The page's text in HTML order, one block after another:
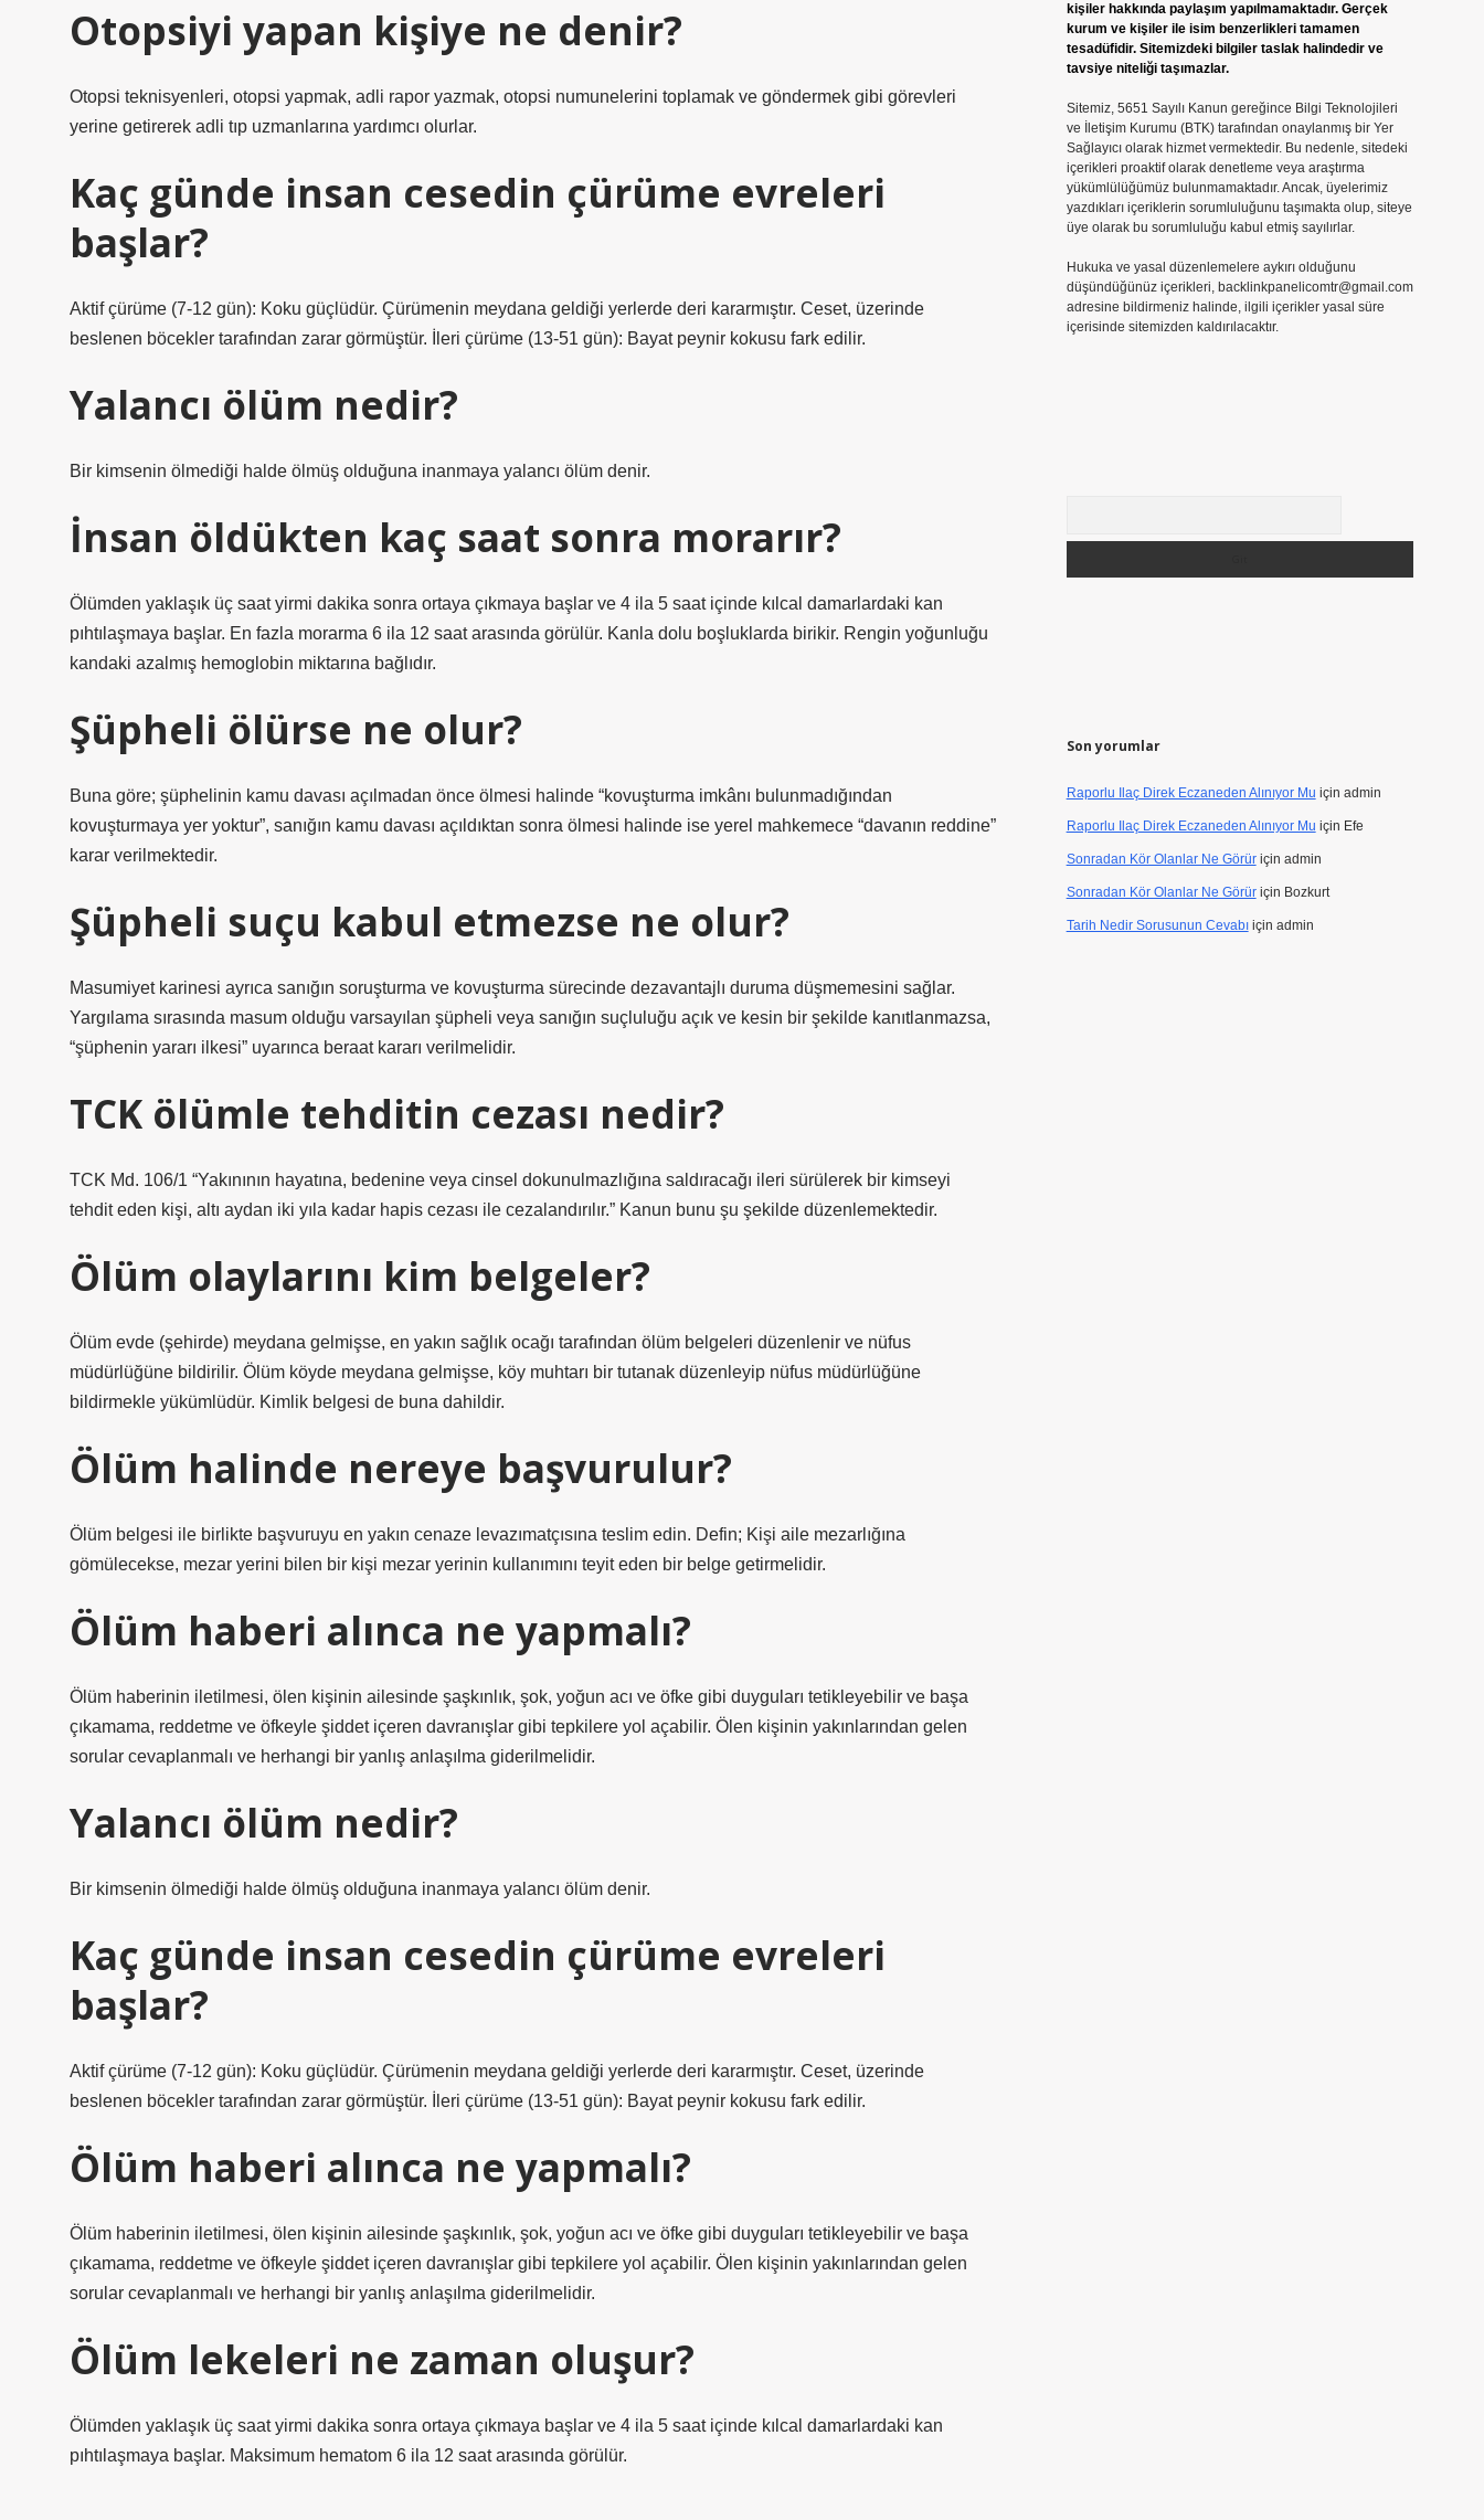
Otopsiyi yapan kişiye ne denir?
Otopsi teknisyenleri, otopsi yapmak, adli rapor yazmak, otopsi numunelerini toplamak ve göndermek gibi görevleri
yerine getirerek adli tıp uzmanlarına yardımcı olurlar.
Kaç günde insan cesedin çürüme evreleri
başlar?
Aktif çürüme (7-12 gün): Koku güçlüdür. Çürümenin meydana geldiği yerlerde deri kararmıştır. Ceset, üzerinde
beslenen böcekler tarafından zarar görmüştür. İleri çürüme (13-51 gün): Bayat peynir kokusu fark edilir.
Yalancı ölüm nedir?
Bir kimsenin ölmediği halde ölmüş olduğuna inanmaya yalancı ölüm denir.
İnsan öldükten kaç saat sonra morarır?
Ölümden yaklaşık üç saat yirmi dakika sonra ortaya çıkmaya başlar ve 4 ila 5 saat içinde kılcal damarlardaki kan
pıhtılaşmaya başlar. En fazla morarma 6 ila 12 saat arasında görülür. Kanla dolu boşluklarda birikir. Rengin yoğunluğu
kandaki azalmış hemoglobin miktarına bağlıdır.
Şüpheli ölürse ne olur?
Buna göre; şüphelinin kamu davası açılmadan önce ölmesi halinde “kovuşturma imkânı bulunmadığından
kovuşturmaya yer yoktur”, sanığın kamu davası açıldıktan sonra ölmesi halinde ise yerel mahkemece “davanın reddine”
karar verilmektedir.
Şüpheli suçu kabul etmezse ne olur?
Masumiyet karinesi ayrıca sanığın soruşturma ve kovuşturma sürecinde dezavantajlı duruma düşmemesini sağlar.
Yargılama sırasında masum olduğu varsayılan şüpheli veya sanığın suçluluğu açık ve kesin bir şekilde kanıtlanmazsa,
“şüphenin yararı ilkesi” uyarınca beraat kararı verilmelidir.
TCK ölümle tehditin cezası nedir?
TCK Md. 106/1 “Yakınının hayatına, bedenine veya cinsel dokunulmazlığına saldıracağı ileri sürülerek bir kimseyi
tehdit eden kişi, altı aydan iki yıla kadar hapis cezası ile cezalandırılır.” Kanun bunu şu şekilde düzenlemektedir.
Ölüm olaylarını kim belgeler?
Ölüm evde (şehirde) meydana gelmişse, en yakın sağlık ocağı tarafından ölüm belgeleri düzenlenir ve nüfus
müdürlüğüne bildirilir. Ölüm köyde meydana gelmişse, köy muhtarı bir tutanak düzenleyip nüfus müdürlüğüne
bildirmekle yükümlüdür. Kimlik belgesi de buna dahildir.
Ölüm halinde nereye başvurulur?
Ölüm belgesi ile birlikte başvuruyu en yakın cenaze levazımatçısına teslim edin. Defin; Kişi aile mezarlığına
gömülecekse, mezar yerini bilen bir kişi mezar yerinin kullanımını teyit eden bir belge getirmelidir.
Ölüm haberi alınca ne yapmalı?
Ölüm haberinin iletilmesi, ölen kişinin ailesinde şaşkınlık, şok, yoğun acı ve öfke gibi duyguları tetikleyebilir ve başa
çıkamama, reddetme ve öfkeyle şiddet içeren davranışlar gibi tepkilere yol açabilir. Ölen kişinin yakınlarından gelen
sorular cevaplanmalı ve herhangi bir yanlış anlaşılma giderilmelidir.
Yalancı ölüm nedir?
Bir kimsenin ölmediği halde ölmüş olduğuna inanmaya yalancı ölüm denir.
Kaç günde insan cesedin çürüme evreleri
başlar?
Aktif çürüme (7-12 gün): Koku güçlüdür. Çürümenin meydana geldiği yerlerde deri kararmıştır. Ceset, üzerinde
beslenen böcekler tarafından zarar görmüştür. İleri çürüme (13-51 gün): Bayat peynir kokusu fark edilir.
Ölüm haberi alınca ne yapmalı?
Ölüm haberinin iletilmesi, ölen kişinin ailesinde şaşkınlık, şok, yoğun acı ve öfke gibi duyguları tetikleyebilir ve başa
çıkamama, reddetme ve öfkeyle şiddet içeren davranışlar gibi tepkilere yol açabilir. Ölen kişinin yakınlarından gelen
sorular cevaplanmalı ve herhangi bir yanlış anlaşılma giderilmelidir.
Ölüm lekeleri ne zaman oluşur?
Ölümden yaklaşık üç saat yirmi dakika sonra ortaya çıkmaya başlar ve 4 ila 5 saat içinde kılcal damarlardaki kan
pıhtılaşmaya başlar. Maksimum hematom 6 ila 12 saat arasında görülür.
kişiler hakkında paylaşım yapılmamaktadır. Gerçek
kurum ve kişiler ile isim benzerlikleri tamamen
tesadüfidir. Sitemizdeki bilgiler taslak halindedir ve
tavsiye niteliği taşımazlar.
Sitemiz, 5651 Sayılı Kanun gereğince Bilgi Teknolojileri
ve İletişim Kurumu (BTK) tarafından onaylanmış bir Yer
Sağlayıcı olarak hizmet vermektedir. Bu nedenle, sitedeki
içerikleri proaktif olarak denetleme veya araştırma
yükümlülüğümüz bulunmamaktadır. Ancak, üyelerimiz
yazdıkları içeriklerin sorumluluğunu taşımakta olup, siteye
üye olarak bu sorumluluğu kabul etmiş sayılırlar.
Hukuka ve yasal düzenlemelere aykırı olduğunu
düşündüğünüz içerikleri, backlinkpanelicomtr@gmail.com
adresine bildirmeniz halinde, ilgili içerikler yasal süre
içerisinde sitemizden kaldırılacaktır.
Son yorumlar
Raporlu Ilaç Direk Eczaneden Alınıyor Mu için admin
Raporlu Ilaç Direk Eczaneden Alınıyor Mu için Efe
Sonradan Kör Olanlar Ne Görüriçin admin
Sonradan Kör Olanlar Ne Görüriçin Bozkurt
Tarih Nedir Sorusunun Cevabıiçin admin